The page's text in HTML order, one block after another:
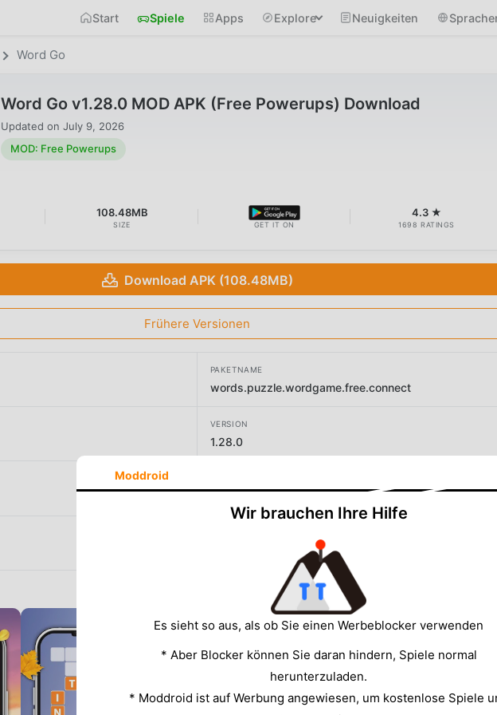
Start Spiele Apps Explore Neuigkeiten
Word Go
Word Go v1.28.0 MOD APK (Free Powerups) Download
Updated on July 9, 2026
MOD: Free Powerups
108.48MB
SIZE GET IT ON
4.3 ★
1698 RATINGS
Download APK (108.48MB)
Frühere Versionen
PAKETNAME
words.puzzle.wordgame.free.connect
VERSION
1.28.0
Infinite Joy Ltd.
Moddroid
Wir brauchen Ihre Hilfe
Es sieht so aus, als ob Sie einen Werbeblocker verwenden
* Aber Blocker können Sie daran hindern, Spiele normal
herunterzuladen.
* Moddroid ist auf Werbung angewiesen, um kostenlose Spiele